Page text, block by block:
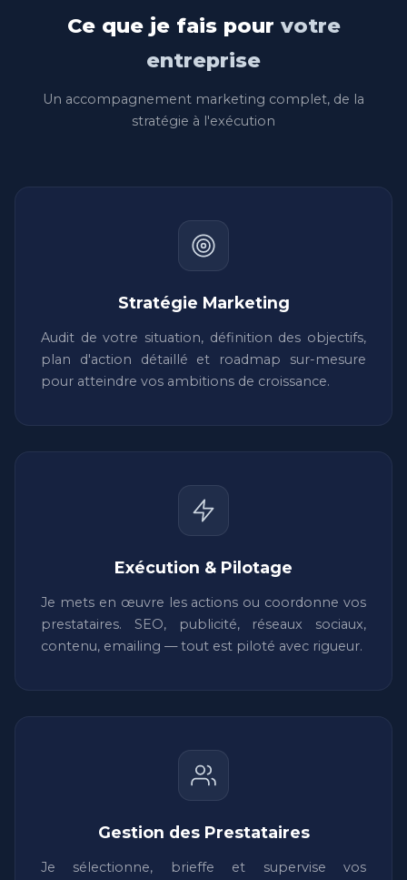
Ce que je fais pour votre
entreprise
Un accompagnement marketing complet, de la
stratégie à l'exécution
Stratégie Marketing
Audit de votre situation, définition des objectifs,
plan d'action détaillé et roadmap sur-mesure
pour atteindre vos ambitions de croissance.
Exécution & Pilotage
Je mets en œuvre les actions ou coordonne vos
prestataires. SEO, publicité, réseaux sociaux,
contenu, emailing — tout est piloté avec rigueur.
Gestion des Prestataires
Je sélectionne, brieffe et supervise vos